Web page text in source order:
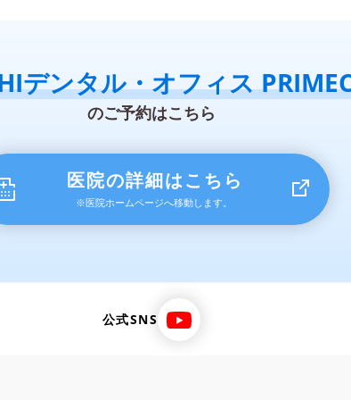
デンタル・オフィス
のご予約はこちら
医院の詳細はこちら
※医院ホームページへ移動します。
公式SNS